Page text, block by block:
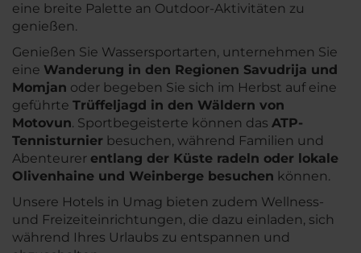
eine breite Palette an Outdoor-Aktivitäten zu
genießen.
Genießen Sie Wassersportarten, unternehmen Sie
eine Wanderung in den Regionen Savudrija und
Momjan oder begeben Sie sich im Herbst auf eine
geführte Trüffeljagd in den Wäldern von
Motovun. Sportbegeisterte können das ATP-
Tennisturnier besuchen, während Familien und
Abenteurer entlang der Küste radeln oder lokale
Olivenhaine und Weinberge besuchen können.
Unsere Hotels in Umag bieten zudem Wellness-
und Freizeiteinrichtungen, die dazu einladen, sich
während Ihres Urlaubs zu entspannen und